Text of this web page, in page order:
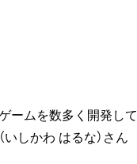
ームを数多く開発して
しかわ はるな）さん